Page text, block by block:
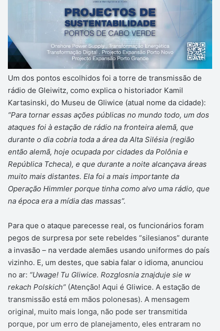
Um dos pontos escolhidos foi a torre de transmissão de
rádio de Gleiwitz, como explica o historiador Kamil
Kartasinski, do Museu de Gliwice (atual nome da cidade):
“Para tornar essas ações públicas no mundo todo, um dos
ataques foi à estação de rádio na fronteira alemã, que
durante o dia cobria toda a área da Alta Silésia (região
então alemã, hoje ocupada por cidades da Polônia e
República Tcheca), e que durante a noite alcançava áreas
muito mais distantes. Ela foi a mais importante da
Operação Himmler porque tinha como alvo uma rádio, que
na época era a mídia das massas”.
Para que o ataque parecesse real, os funcionários foram
pegos de surpresa por sete rebeldes “silesianos” durante
a invasão – na verdade alemães usando uniformes do país
vizinho. E, um destes, que sabia falar o idioma, anunciou
no ar: “Uwage! Tu Gliwice. Rozglosnia znajduje sie w
rekach Polskich” (Atenção! Aqui é Gliwice. A estação de
transmissão está em mãos polonesas). A mensagem
original, muito mais longa, não pode ser transmitida
porque, por um erro de planejamento, eles entraram no